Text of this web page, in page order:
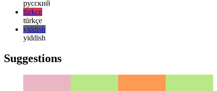
한국어
한국어
русский
русский
türkçe
yiddish